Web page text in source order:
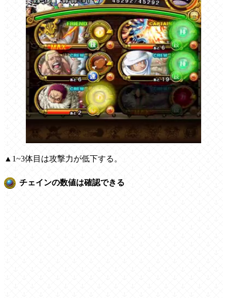
▲1~3体目は攻撃力が低下する。
チェインの数値は確認できる